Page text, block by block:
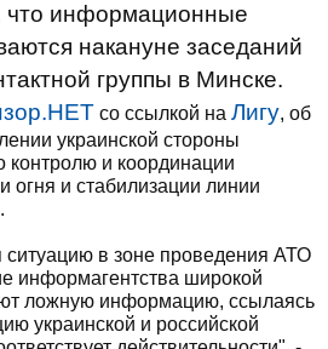
что информационные
накануне заседаний
группы в Минске.
со ссылкой на Лигу, об
украинской стороны
контролю и координации
огня и стабилизации линии
ситуацию в зоне проведения АТО
информагентства широкой
ложную информацию, ссылаясь
украинской и российской